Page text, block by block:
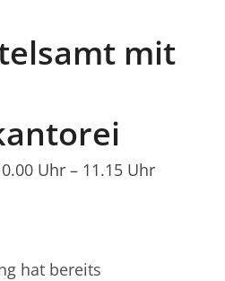
mit
Uhr – 11.15 Uhr
hat bereits